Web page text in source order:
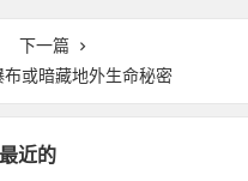
下一篇
布或暗藏地外生命秘密
近的